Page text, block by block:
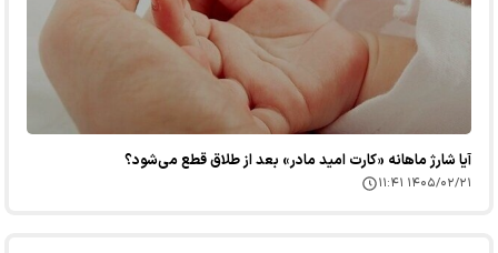
آیا شارژ ماهانه «کارت امید مادر» بعد از طلاق قطع می‌شود؟
۱۴۰۵/۰۲/۲۱ ۱۱:۴۱